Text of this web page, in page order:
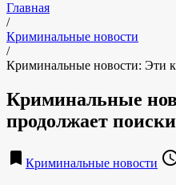
Главная
/
Криминальные новости
/
Криминальные новости: Эти
Криминальные
продолжает
bookmark Криминальные новости